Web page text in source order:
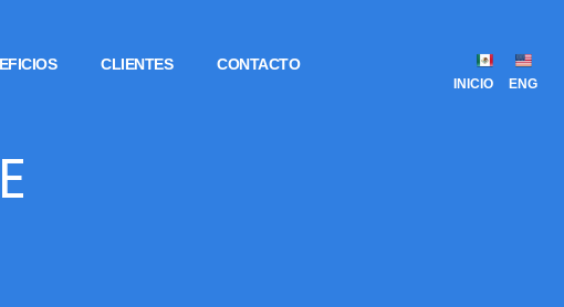
CLIENTES CONTACTO
INICIO ENG